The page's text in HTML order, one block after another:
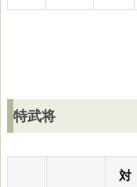
特武将
対